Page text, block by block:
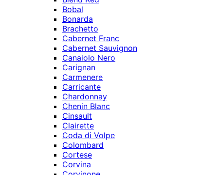
Bobal
Bonarda
Brachetto
Cabernet Franc
Cabernet Sauvignon
Canaiolo Nero
Carignan
Carmenere
Carricante
Chardonnay
Chenin Blanc
Cinsault
Clairette
Coda di Volpe
Colombard
Cortese
Corvina